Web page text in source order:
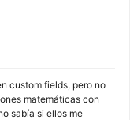
custom fields, pero no
matemáticas con
sabía si ellos me